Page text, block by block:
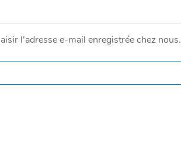
l'adresse e-mail enregistrée chez nous.